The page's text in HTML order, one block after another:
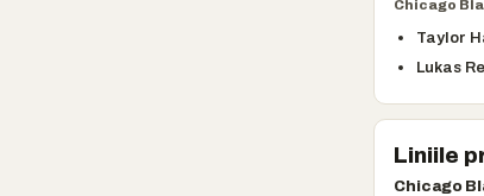
Chicago
Taylor
Lukas
Liniile
Chicago